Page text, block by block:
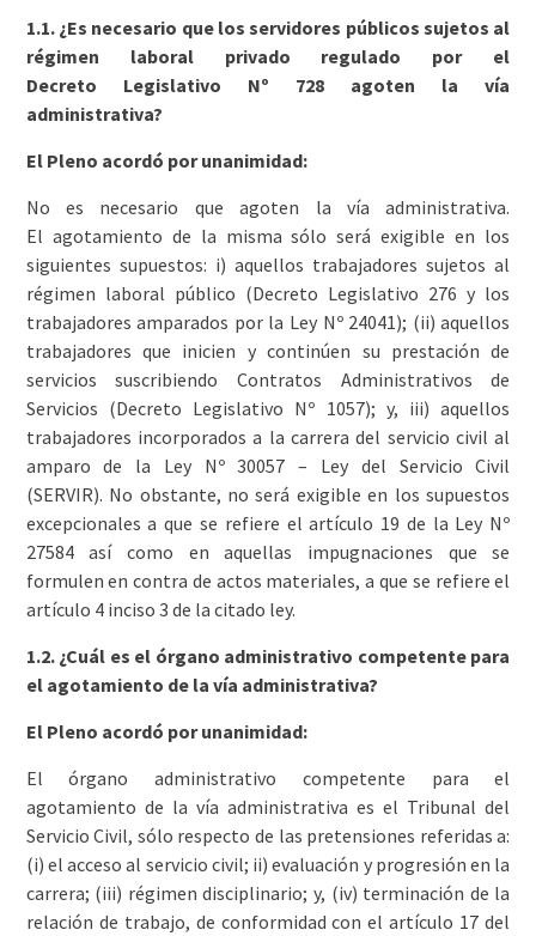
1.1. ¿Es necesario que los servidores públicos sujetos al
régimen laboral privado regulado por el
Decreto Legislativo Nº 728 agoten la vía
administrativa?
El Pleno acordó por unanimidad:
No es necesario que agoten la vía administrativa.
El agotamiento de la misma sólo será exigible en los
siguientes supuestos: i) aquellos trabajadores sujetos al
régimen laboral público (Decreto Legislativo 276 y los
trabajadores amparados por la Ley Nº 24041); (ii) aquellos
trabajadores que inicien y continúen su prestación de
servicios suscribiendo Contratos Administrativos de
Servicios (Decreto Legislativo Nº 1057); y, iii) aquellos
trabajadores incorporados a la carrera del servicio civil al
amparo de la Ley Nº 30057 – Ley del Servicio Civil
(SERVIR). No obstante, no será exigible en los supuestos
excepcionales a que se refiere el artículo 19 de la Ley Nº
27584 así como en aquellas impugnaciones que se
formulen en contra de actos materiales, a que se refiere el
artículo 4 inciso 3 de la citado ley.
1.2. ¿Cuál es el órgano administrativo competente para
el agotamiento de la vía administrativa?
El Pleno acordó por unanimidad:
El órgano administrativo competente para el
agotamiento de la vía administrativa es el Tribunal del
Servicio Civil, sólo respecto de las pretensiones referidas a:
(i) el acceso al servicio civil; ii) evaluación y progresión en la
carrera; (iii) régimen disciplinario; y, (iv) terminación de la
relación de trabajo, de conformidad con el artículo 17 del